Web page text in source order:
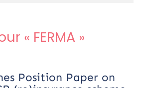
« FERMA »
Position Paper on